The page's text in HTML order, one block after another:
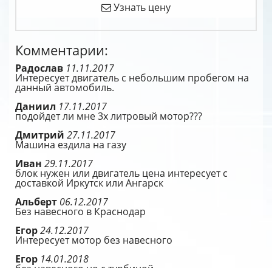
Узнать цену
Комментарии:
Радослав 11.11.2017
Интересует двигатель с небольшим пробегом на
данный автомобиль.
Даниил 17.11.2017
подойдет ли мне 3х литровый мотор???
Дмитрий 27.11.2017
Машина ездила на газу
Иван 29.11.2017
блок нужен или двигатель цена интересует с
доставкой Иркутск или Ангарск
Альберт 06.12.2017
Без навесного в Краснодар
Егор24.12.2017
Интересует мотор без навесного
Егор 14.01.2018